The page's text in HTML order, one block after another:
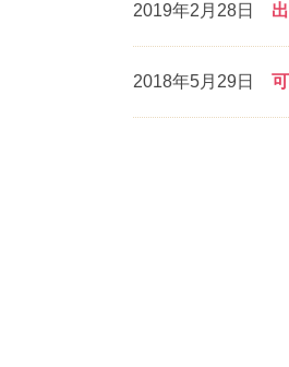
2019年2月28日
2018年5月29日